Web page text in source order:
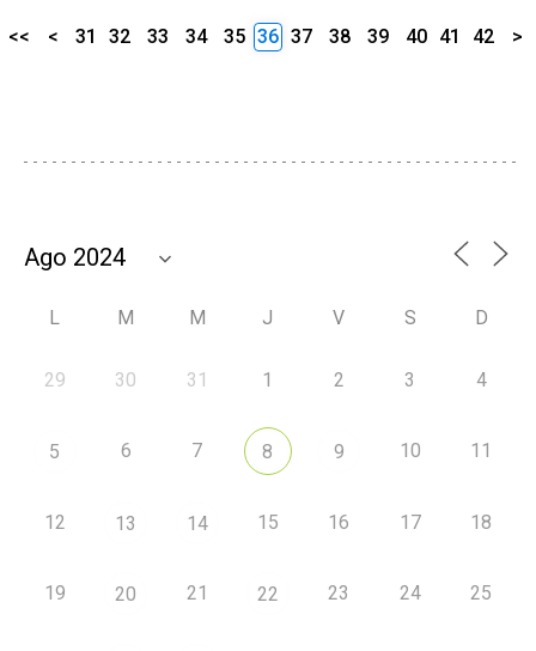
<< < 31 32 33 34 35 36 37 38 39 40 41 42 >
L M M J V S D
29 30 31 1 2 3 4
5 6 7 8 9 10 11
12 13 14 15 16 17 18
19 20 21 22 23 24 25